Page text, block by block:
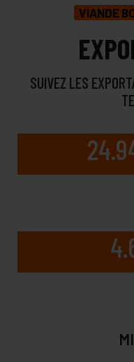
VIANDE
SUIVEZ LES